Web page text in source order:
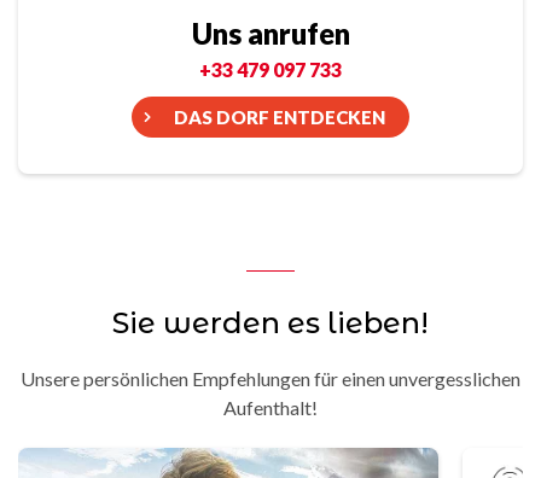
Uns anrufen
+33 479 097 733
DAS DORF ENTDECKEN
Sie werden es lieben!
Unsere persönlichen Empfehlungen für einen unvergesslichen
Aufenthalt!